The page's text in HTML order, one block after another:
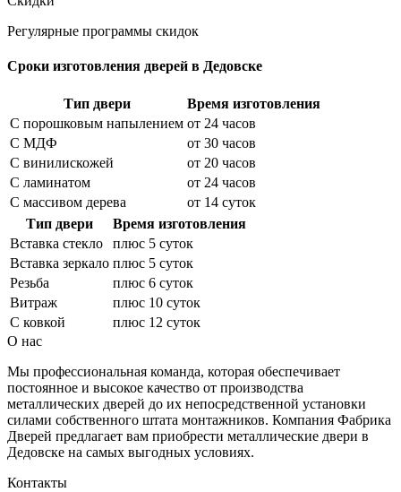
Регулярные программы скидок
Сроки изготовления дверей в Дедовске
Тип двери
Время изготовления
С порошковым напылением от 24 часов
С МДФ
от 30 часов
С винилискожей
от 20 часов
С ламинатом
от 24 часов
С массивом дерева
от 14 суток
Тип двери
Время изготовления
Вставка стекло
плюс 5 суток
Вставка зеркало плюс 5 суток
Резьба
плюс 6 суток
Витраж
плюс 10 суток
С ковкой
плюс 12 суток
О нас
Мы профессиональная команда, которая обеспечивает
постоянное и высокое качество от производства
металлических дверей до их непосредственной установки
силами собственного штата монтажников. Компания Фабрика
Дверей предлагает вам приобрести металлические двери в
Дедовске на самых выгодных условиях.
Контакты